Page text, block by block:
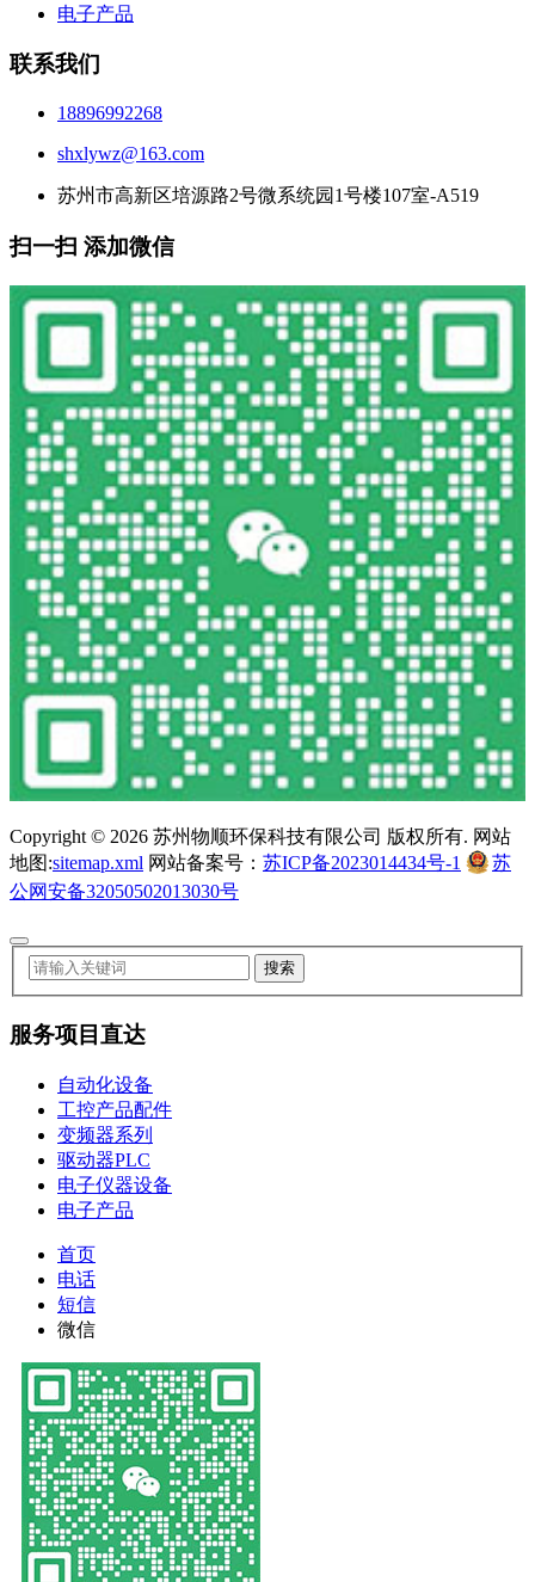
电子产品
联系我们
18896992268
shxlywz@163.com
苏州市高新区培源路2号微系统园1号楼107室-A519
扫一扫 添加微信
Copyright © 2026 苏州物顺环保科技有限公司 版权所有. 网站
地图:sitemap.xml 网站备案号： 苏ICP备2023014434号-1
苏
公网安备32050502013030号
服务项目直达
自动化设备
工控产品配件
变频器系列
驱动器PLC
电子仪器设备
电子产品
首页
电话
短信
微信